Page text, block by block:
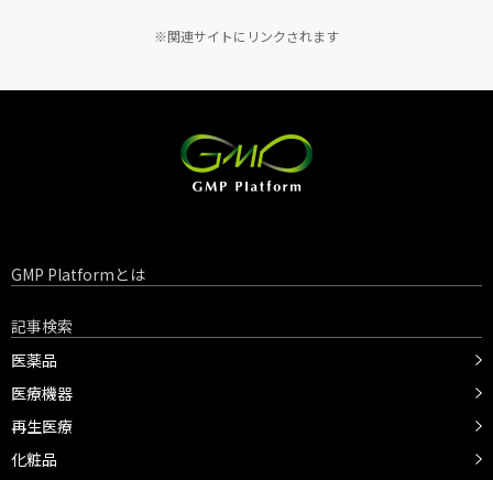
※関連サイトにリンクされます
GMP Platformとは
記事検索
医薬品
医療機器
再生医療
化粧品